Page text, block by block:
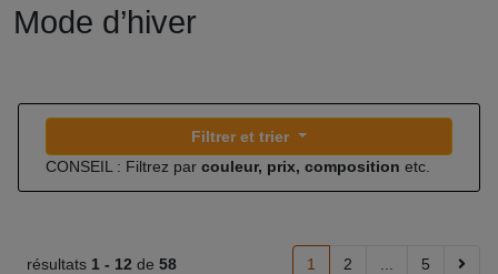
Mode d’hiver
Filtrer et trier
CONSEIL : Filtrez par couleur, prix, composition etc.
résultats 1 - 12 de 58 1 2 5